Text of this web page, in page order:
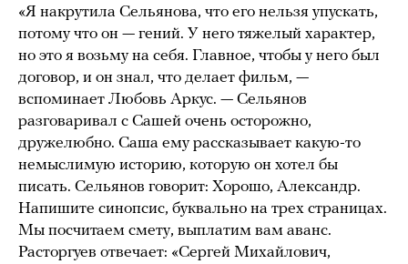
«Я накрутила Сельянова, что его нельзя упускать,
потому что он — гений. У него тяжелый характер,
но это я возьму на себя. Главное, чтобы у него был
договор, и он знал, что делает фильм, —
вспоминает Любовь Аркус. — Сельянов
разговаривал с Сашей очень осторожно,
дружелюбно. Саша ему рассказывает какую-то
немыслимую историю, которую он хотел бы
писать. Сельянов говорит: Хорошо, Александр.
Напишите синопсис, буквально на трех страницах.
Мы посчитаем смету, выплатим вам аванс.
Расторгуев отвечает: «Сергей Михайлович,